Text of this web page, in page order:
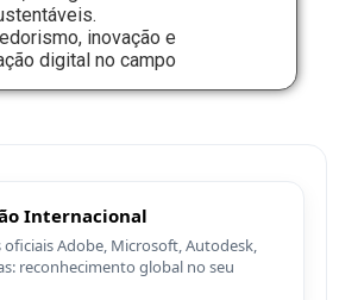
inovação e
digital no campo
Internacional
oficiais Adobe, Microsoft, Autodesk,
reconhecimento global no seu